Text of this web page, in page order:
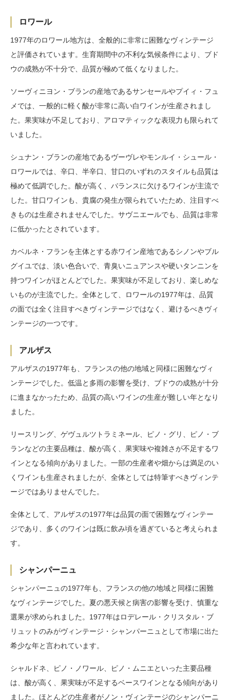
ロワール
1977年のロワール地方は、全般的に非常に困難なヴィンテージ
と評価されています。生育期間中の不利な気候条件により、ブド
ウの成熟が不十分で、品質が極めて低くなりました。
ソーヴィニヨン・ブランの産地であるサンセールやプイィ・フュ
メでは、一般的に軽く酸が非常に高い白ワインが生産されまし
た。果実味が不足しており、アロマティックな表現力も限られて
いました。
シュナン・ブランの産地であるヴーヴレやモンルイ・シュール・
ロワールでは、辛口、半辛口、甘口のいずれのスタイルも品質は
極めて低調でした。酸が高く、バランスに欠けるワインが主流で
した。甘口ワインも、貴腐の発生が限られていたため、注目すべ
きものは生産されませんでした。サヴニエールでも、品質は非常
に低かったとされています。
カベルネ・フランを主体とする赤ワイン産地であるシノンやブル
グイユでは、淡い色合いで、青臭いニュアンスや硬いタンニンを
持つワインがほとんどでした。果実味が不足しており、楽しめな
いものが主流でした。全体として、ロワールの1977年は、品質
の面では全く注目すべきヴィンテージではなく、避けるべきヴィ
ンテージの一つです。
アルザス
アルザスの1977年も、フランスの他の地域と同様に困難なヴィ
ンテージでした。低温と多雨の影響を受け、ブドウの成熟が十分
に進まなかったため、品質の高いワインの生産が難しい年となり
ました。
リースリング、ゲヴュルツトラミネール、ピノ・グリ、ピノ・ブ
ランなどの主要品種は、酸が高く、果実味や複雑さが不足するワ
インとなる傾向がありました。一部の生産者や畑からは満足のい
くワインも生産されましたが、全体としては特筆すべきヴィンテ
ージではありませんでした。
全体として、アルザスの1977年は品質の面で困難なヴィンテー
ジであり、多くのワインは既に飲み頃を過ぎていると考えられま
す。
シャンパーニュ
シャンパーニュの1977年も、フランスの他の地域と同様に困難
なヴィンテージでした。夏の悪天候と病害の影響を受け、慎重な
選果が求められました。1977年はロデレール・クリスタル・ブ
リュットのみがヴィンテージ・シャンパーニュとして市場に出た
希少な年と言われています。
シャルドネ、ピノ・ノワール、ピノ・ムニエといった主要品種
は、酸が高く、果実味が不足するベースワインとなる傾向があり
ました。ほとんどの生産者がノン・ヴィンテージのシャンパーニ